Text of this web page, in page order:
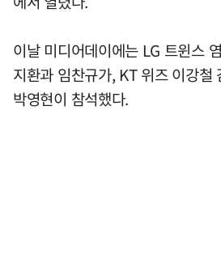
이날 미디어데이에는 LG 트윈스
지환과 임찬규가, KT 위즈 이강철
박영현이 참석했다.